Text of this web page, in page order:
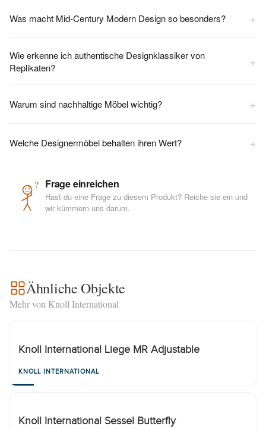
Was macht Mid-Century Modern Design so besonders? +
Wie erkenne ich authentische Designklassiker von
Replikaten?
+
Warum sind nachhaltige Möbel wichtig? +
Welche Designermöbel behalten ihren Wert? +
? Frage einreichen
Hast du eine Frage zu diesem Produkt? Reiche sie ein und
wir kümmern uns darum.
Ähnliche Objekte
Mehr von Knoll International
Knoll International Liege MR Adjustable
KNOLL INTERNATIONAL
Knoll International Sessel Butterfly